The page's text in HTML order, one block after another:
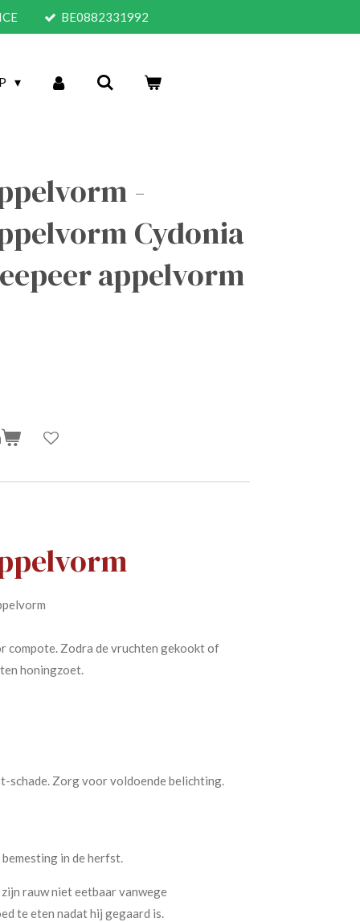
BE0882331992
-
Cydonia
appelvorm
compote. Zodra de vruchten gekookt of
honingzoet.
schade. Zorg voor voldoende belichting.
in de herfst.
rauw niet eetbaar vanwege
te eten nadat hij gegaard is.